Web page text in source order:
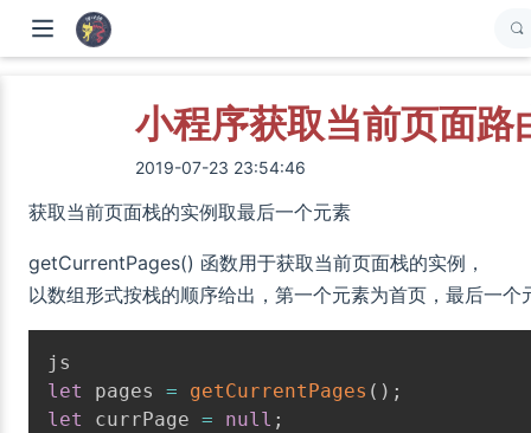
小程序获取当前页面路
2019-07-23 23:54:46
获取当前页面栈的实例取最后一个元素
getCurrentPages() 函数用于获取当前页面栈的实例，
以数组形式按栈的顺序给出，第一个元素为首页，最后一个
let pages = getCurrentPages ( ) ;
let
currPage = null ;